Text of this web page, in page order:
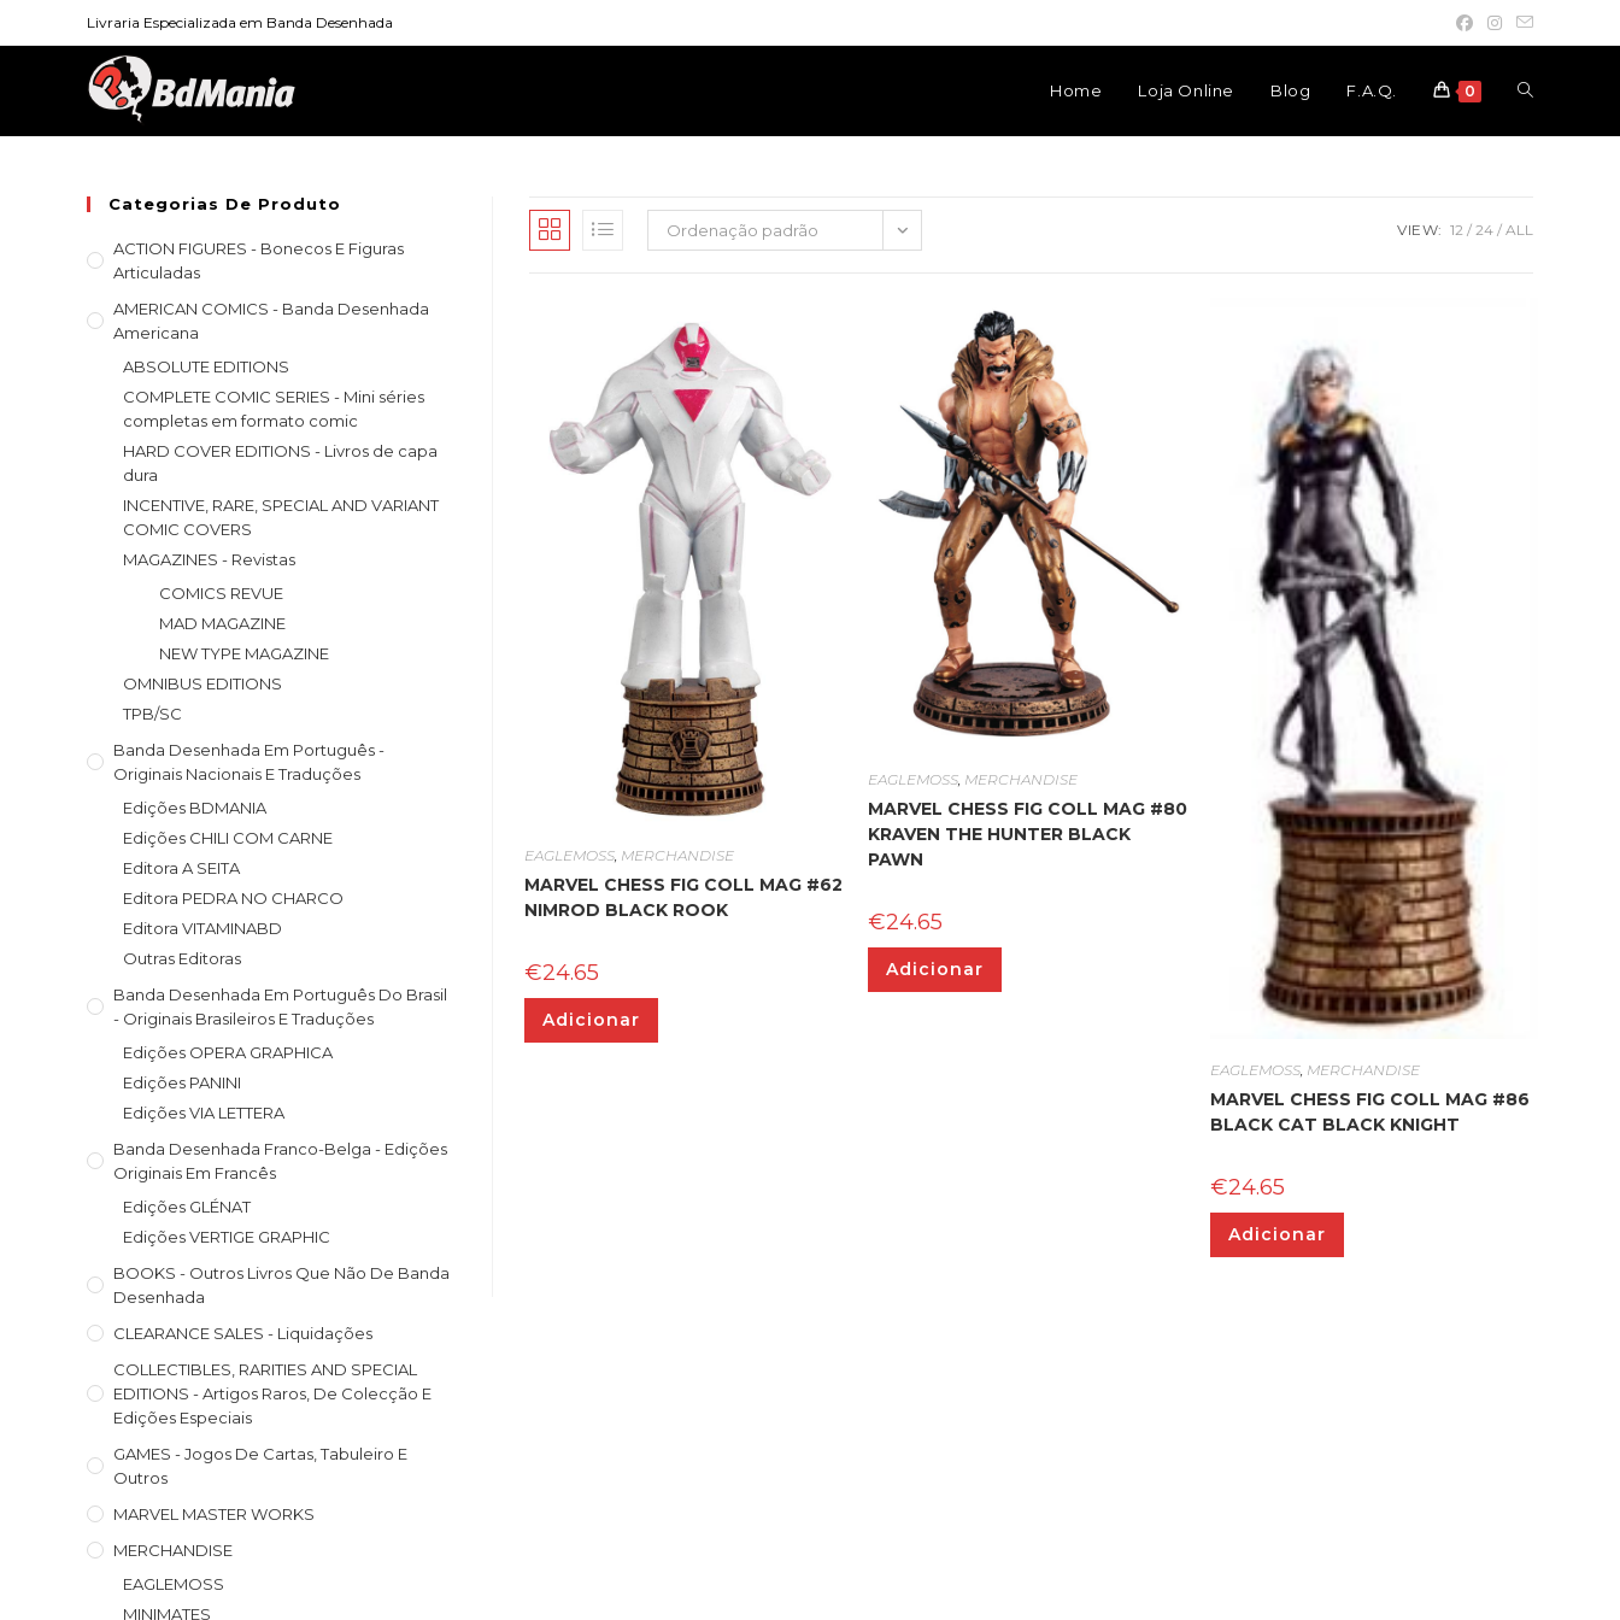
Livraria Especializada em Banda Desenhada
Home Loja Online Blog F.A.Q. 0 Toggle
Categorias De Produto
ACTION FIGURES - Bonecos E Figuras
Articuladas
AMERICAN COMICS - Banda Desenhada
Americana
ABSOLUTE EDITIONS
COMPLETE COMIC SERIES - Mini séries
completas em formato comic
HARD COVER EDITIONS - Livros de capa
dura
INCENTIVE, RARE, SPECIAL AND VARIANT
COMIC COVERS
MAGAZINES - Revistas
COMICS REVUE
MAD MAGAZINE
NEW TYPE MAGAZINE
OMNIBUS EDITIONS
TPB/SC
Banda Desenhada Em Português -
Originais Nacionais E Traduções
Edições BDMANIA
Edições CHILI COM CARNE
Editora A SEITA
Editora PEDRA NO CHARCO
Editora VITAMINABD
Outras Editoras
Banda Desenhada Em Português Do Brasil
- Originais Brasileiros E Traduções
Edições OPERA GRAPHICA
Edições PANINI
Edições VIA LETTERA
Banda Desenhada Franco-Belga - Edições
Originais Em Francês
Edições GLÉNAT
Edições VERTIGE GRAPHIC
BOOKS - Outros Livros Que Não De Banda
Desenhada
CLEARANCE SALES - Liquidações
COLLECTIBLES, RARITIES AND SPECIAL
EDITIONS - Artigos Raros, De Colecção E
Edições Especiais
GAMES - Jogos De Cartas, Tabuleiro E
Outros
MARVEL MASTER WORKS
MERCHANDISE
EAGLEMOSS
MINIMATES
Ordenação padrão VIEW: 12 24 ALL
EAGLEMOSS MERCHANDISE
MARVEL CHESS FIG COLL MAG #62
NIMROD BLACK ROOK
€24.65
Adicionar
EAGLEMOSS, MERCHANDISE
MARVEL CHESS FIG COLL MAG #80
KRAVEN THE HUNTER BLACK
PAWN
€24.65
Adicionar
EAGLEMOSS, MERCHANDISE
MARVEL CHESS FIG COLL MAG #86
BLACK CAT BLACK KNIGHT
€24.65
Adicionar